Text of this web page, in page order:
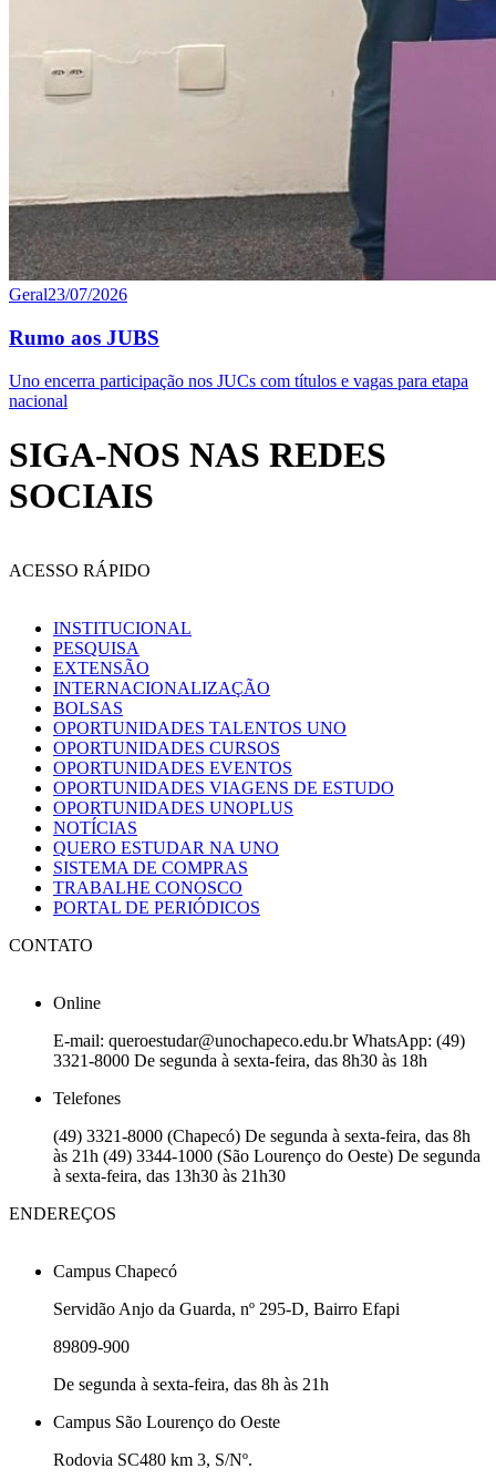
Geral23/07/2026
Rumo aos JUBS
Uno encerra participação nos JUCs com títulos e vagas para etapa
nacional
SIGA-NOS NAS REDES
SOCIAIS
ACESSO RÁPIDO
INSTITUCIONAL
PESQUISA
EXTENSÃO
INTERNACIONALIZAÇÃO
BOLSAS
OPORTUNIDADES TALENTOS UNO
OPORTUNIDADES CURSOS
OPORTUNIDADES EVENTOS
OPORTUNIDADES VIAGENS DE ESTUDO
OPORTUNIDADES UNOPLUS
NOTÍCIAS
QUERO ESTUDAR NA UNO
SISTEMA DE COMPRAS
TRABALHE CONOSCO
PORTAL DE PERIÓDICOS
CONTATO
Online
E-mail: queroestudar@unochapeco.edu.br WhatsApp: (49)
3321-8000 De segunda à sexta-feira, das 8h30 às 18h
Telefones
(49) 3321-8000 (Chapecó) De segunda à sexta-feira, das 8h
às 21h (49) 3344-1000 (São Lourenço do Oeste) De segunda
à sexta-feira, das 13h30 às 21h30
ENDEREÇOS
Campus Chapecó
Servidão Anjo da Guarda, nº 295-D, Bairro Efapi
89809-900
De segunda à sexta-feira, das 8h às 21h
Campus São Lourenço do Oeste
Rodovia SC480 km 3, S/Nº.